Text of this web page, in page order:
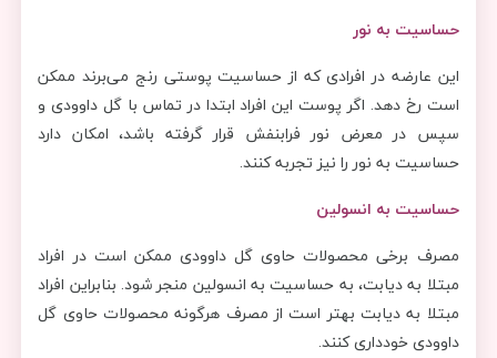
حساسیت به نور
این عارضه در افرادی که از حساسیت پوستی رنج می‌برند ممکن
است رخ دهد. اگر پوست این افراد ابتدا در تماس با گل داوودی و
سپس در معرض نور فرابنفش قرار گرفته باشد، امکان دارد
حساسیت به نور را نیز تجربه کنند.
حساسیت به انسولین
مصرف برخی محصولات حاوی گل داوودی ممکن است در افراد
مبتلا به دیابت، به حساسیت به انسولین منجر شود. بنابراین افراد
مبتلا به دیابت بهتر است از مصرف هرگونه محصولات حاوی گل
داوودی خودداری کنند.